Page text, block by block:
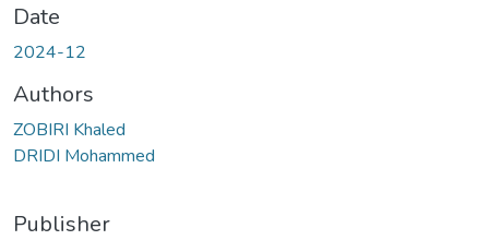
Date
2024-12
Authors
ZOBIRI Khaled
DRIDI Mohammed
Publisher